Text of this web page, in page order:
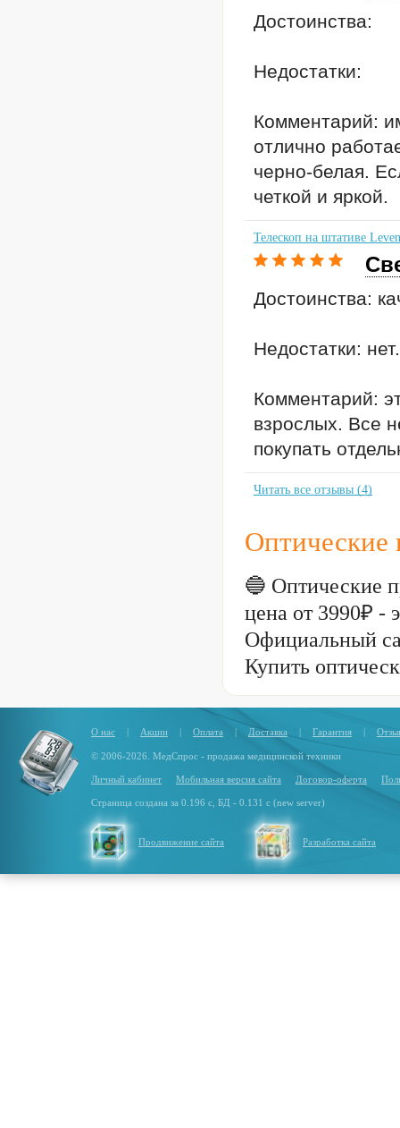
Достоинства:
Недостатки:
Комментарий:
отлично
черно-белая.
четкой и яркой.
Телескоп на штативе
Достоинства:
Недостатки: нет.
Комментарий:
взрослых. Все
покупать
Читать все отзывы (4)
Оптические
🔵 Оптические
цена от 3990₽ -
Официальный
Купить
О нас | Акции | Оплата | Доставка | Гарантия |
© 2006-2026. МедСпрос - продажа медицинской техники
Личный кабинет Мобильная версия сайта Договор-оферта
Страница создана за 0.196 с, БД - 0.131 с (new server)
Продвижение сайта Разработка сайта